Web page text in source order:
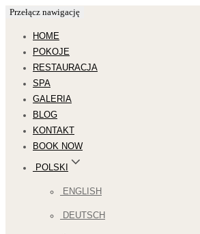
Przełącz nawigację
HOME
POKOJE
RESTAURACJA
SPA
GALERIA
BLOG
KONTAKT
BOOK NOW
POLSKI
ENGLISH
DEUTSCH